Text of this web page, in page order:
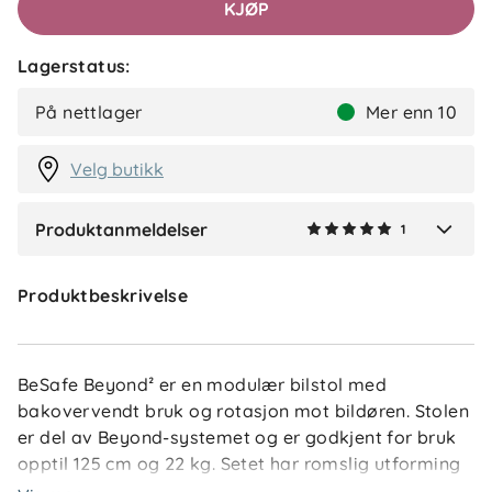
KJØP
Lagerstatus:
På nettlager Mer enn 10
Velg butikk
Produktanmeldelser 1
Tusen takk for den flotte tilbakemeldingen! Så
komforten og de smarte funksjonene faller i smak.
Produktbeskrivelse
BeSafe Beyond² er en modulær bilstol med
bakovervendt bruk og rotasjon mot bildøren. Stolen
er del av Beyond-systemet og er godkjent for bruk
opptil 125 cm og 22 kg. Setet har romslig utforming